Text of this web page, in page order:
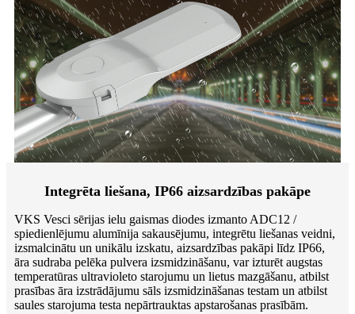
Integrēta liešana, IP66 aizsardzības pakāpe
VKS Vesci sērijas ielu gaismas diodes izmanto ADC12 /
spiedienlējumu alumīnija sakausējumu, integrētu liešanas veidni,
izsmalcinātu un unikālu izskatu, aizsardzības pakāpi līdz IP66,
āra sudraba pelēka pulvera izsmidzināšanu, var izturēt augstas
temperatūras ultravioleto starojumu un lietus mazgāšanu, atbilst
prasības āra izstrādājumu sāls izsmidzināšanas testam un atbilst
saules starojuma testa nepārtrauktas apstarošanas prasībām.